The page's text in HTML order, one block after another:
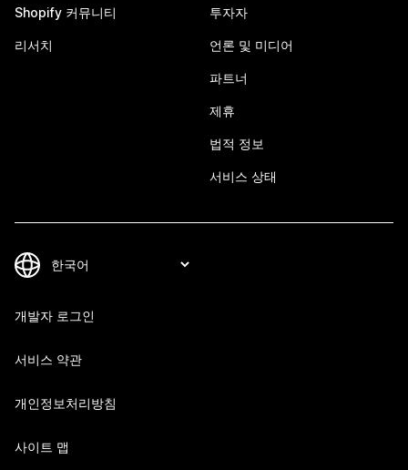
Shopify 커뮤니티
리서치
투자자
언론 및 미디어
파트너
제휴
법적 정보
서비스 상태
개발자 로그인
서비스 약관
개인정보처리방침
사이트 맵